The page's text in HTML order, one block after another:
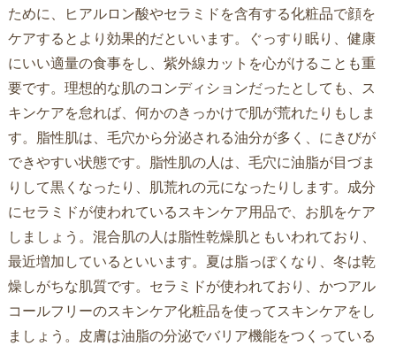
ために、ヒアルロン酸やセラミドを含有する化粧品で顔を
ケアするとより効果的だといいます。ぐっすり眠り、健康
にいい適量の食事をし、紫外線カットを心がけることも重
要です。理想的な肌のコンディションだったとしても、ス
キンケアを怠れば、何かのきっかけで肌が荒れたりもしま
す。脂性肌は、毛穴から分泌される油分が多く、にきびが
できやすい状態です。脂性肌の人は、毛穴に油脂が目づま
りして黒くなったり、肌荒れの元になったりします。成分
にセラミドが使われているスキンケア用品で、お肌をケア
しましょう。混合肌の人は脂性乾燥肌ともいわれており、
最近増加しているといいます。夏は脂っぽくなり、冬は乾
燥しがちな肌質です。セラミドが使われており、かつアル
コールフリーのスキンケア化粧品を使ってスキンケアをし
ましょう。皮膚は油脂の分泌でバリア機能をつくっている